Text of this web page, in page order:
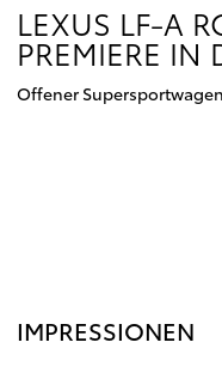
LEXUS LF-A
PREMIERE IN
Offener
IMPRESSIONEN